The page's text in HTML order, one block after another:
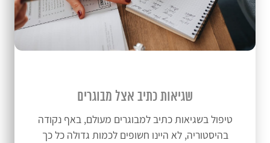
שגיאות כתיב אצל מבוגרים
טיפול בשגיאות כתיב למבוגרים מעולם, באף נקודה
בהיסטוריה, לא היינו חשופים לכמות גדולה כל כך